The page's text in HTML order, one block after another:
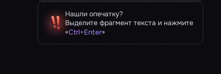
Нашли опечатку?
Выделите фрагмент текста и нажмите
«Ctrl+Enter»